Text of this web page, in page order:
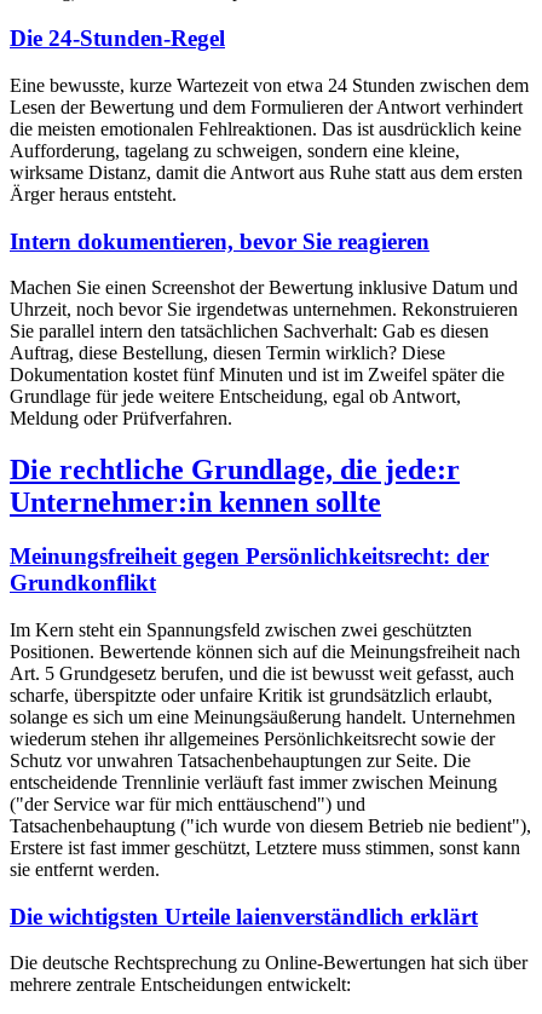
Die 24-Stunden-Regel
Eine bewusste, kurze Wartezeit von etwa 24 Stunden zwischen dem
Lesen der Bewertung und dem Formulieren der Antwort verhindert
die meisten emotionalen Fehlreaktionen. Das ist ausdrücklich keine
Aufforderung, tagelang zu schweigen, sondern eine kleine,
wirksame Distanz, damit die Antwort aus Ruhe statt aus dem ersten
Ärger heraus entsteht.
Intern dokumentieren, bevor Sie reagieren
Machen Sie einen Screenshot der Bewertung inklusive Datum und
Uhrzeit, noch bevor Sie irgendetwas unternehmen. Rekonstruieren
Sie parallel intern den tatsächlichen Sachverhalt: Gab es diesen
Auftrag, diese Bestellung, diesen Termin wirklich? Diese
Dokumentation kostet fünf Minuten und ist im Zweifel später die
Grundlage für jede weitere Entscheidung, egal ob Antwort,
Meldung oder Prüfverfahren.
Die rechtliche Grundlage, die jede:r
Unternehmer:in kennen sollte
Meinungsfreiheit gegen Persönlichkeitsrecht: der
Grundkonflikt
Im Kern steht ein Spannungsfeld zwischen zwei geschützten
Positionen. Bewertende können sich auf die Meinungsfreiheit nach
Art. 5 Grundgesetz berufen, und die ist bewusst weit gefasst, auch
scharfe, überspitzte oder unfaire Kritik ist grundsätzlich erlaubt,
solange es sich um eine Meinungsäußerung handelt. Unternehmen
wiederum stehen ihr allgemeines Persönlichkeitsrecht sowie der
Schutz vor unwahren Tatsachenbehauptungen zur Seite. Die
entscheidende Trennlinie verläuft fast immer zwischen Meinung
("der Service war für mich enttäuschend") und
Tatsachenbehauptung ("ich wurde von diesem Betrieb nie bedient"),
Erstere ist fast immer geschützt, Letztere muss stimmen, sonst kann
sie entfernt werden.
Die wichtigsten Urteile laienverständlich erklärt
Die deutsche Rechtsprechung zu Online-Bewertungen hat sich über
mehrere zentrale Entscheidungen entwickelt: